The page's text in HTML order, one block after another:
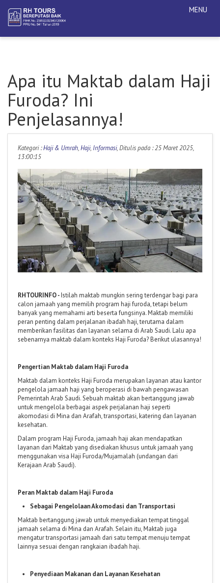
Apa itu Maktab dalam Haji
Furoda? Ini
Penjelasannya!
Kategori :Haji & Umrah,Haji, Informasi, Ditulis pada : 25 Maret 2025,
13:00:15
RHTOURINFO -Istilah maktab mungkin sering terdengar bagi para
calon jamaah yang memilih program haji furoda, tetapi belum
banyak yang memahami arti beserta fungsinya. Maktab memiliki
peran penting dalam perjalanan ibadah haji, terutama dalam
memberikan fasilitas dan layanan selama di Arab Saudi. Lalu apa
sebenarnya maktab dalam konteks Haji Furoda? Berikut ulasannya!
Pengertian Maktab dalam Haji Furoda
Maktab dalam konteks Haji Furoda merupakan layanan atau kantor
pengelola jamaah haji yang beroperasi di bawah pengawasan
Pemerintah Arab Saudi. Sebuah maktab akan bertanggung jawab
untuk mengelola berbagai aspek perjalanan haji seperti
akomodasi di Mina dan Arafah, transportasi, katering dan layanan
kesehatan.
Dalam program Haji Furoda, jamaah haji akan mendapatkan
layanan dari Maktab yang disediakan khusus untuk jamaah yang
menggunakan visa Haji Furoda/Mujamalah (undangan dari
Kerajaan Arab Saudi).
Peran Maktab dalam Haji Furoda
Sebagai Pengelolaan Akomodasi dan Transportasi
Maktab bertanggung jawab untuk menyediakan tempat tinggal
jamaah selama di Mina dan Arafah. Selain itu, Maktab juga
mengatur transportasi jamaah dari satu tempat menuju tempat
lainnya sesuai dengan rangkaian ibadah haji.
Penyediaan Makanan dan Layanan Kesehatan
MENU